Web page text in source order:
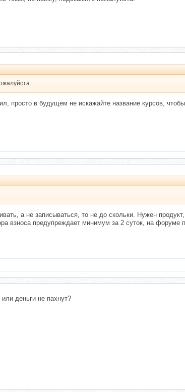
просто в будущем не искажайте название курсов,
а не записываться, то не до скольки. Нужен
взноса предупреждает минимум за 2 суток, на форуме
деньги не пахнут?